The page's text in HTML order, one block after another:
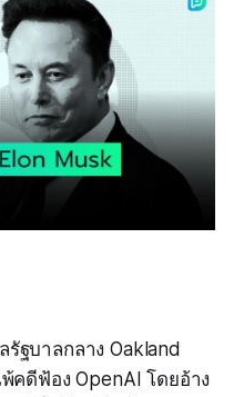
ฐบาลกลาง Oakland
คดีฟ้อง OpenAI โดยอ้าง